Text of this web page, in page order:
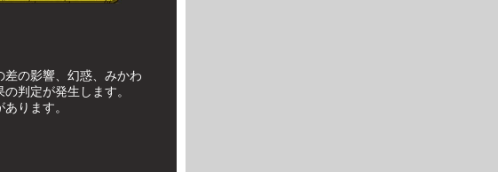
の影響、幻惑、みかわ
判定が発生します。
ります。